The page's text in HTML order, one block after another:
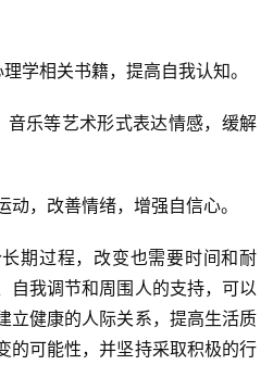
学相关书籍，提高自我认知。
乐等艺术形式表达情感，缓解
，改善情绪，增强自信心。
期过程，改变也需要时间和耐
自我调节和周围人的支持，可以
立健康的人际关系，提高生活质
的可能性，并坚持采取积极的行